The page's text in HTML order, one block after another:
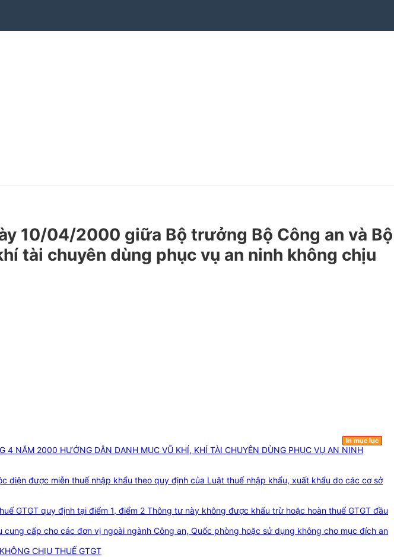
10/04/2000 giữa Bộ trưởng Bộ Công an và Bộ
tài chuyên dùng phục vụ an ninh không chịu
In mục lục
NĂM 2000 HƯỚNG DẪN DANH MỤC VŨ KHÍ, KHÍ TÀI CHUYÊN DÙNG PHỤC VỤ AN NINH
được miễn thuế nhập khẩu theo quy định của Luật thuế nhập khẩu, xuất khẩu do các cơ sở
GTGT quy định tại điểm 1, điểm 2 Thông tư này không được khấu trừ hoặc hoàn thuế GTGT đầu
cấp cho các đơn vị ngoài ngành Công an, Quốc phòng hoặc sử dụng không cho mục đích an
CHỊU THUẾ GTGT